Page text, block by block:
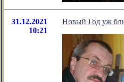
31.12.2021
10:21
Новый Год уж